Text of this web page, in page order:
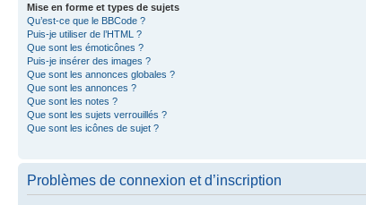
Mise en forme et types de sujets
Qu’est-ce que le BBCode ?
Puis-je utiliser de l’HTML ?
Que sont les émoticônes ?
Puis-je insérer des images ?
Que sont les annonces globales ?
Que sont les annonces ?
Que sont les notes ?
Que sont les sujets verrouillés ?
Que sont les icônes de sujet ?
Problèmes de connexion et d’inscription